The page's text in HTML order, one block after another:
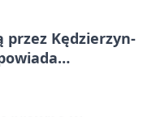
przez Kędzierzyn-